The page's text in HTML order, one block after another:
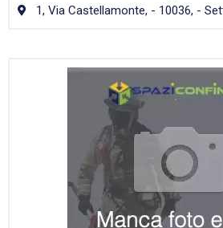
1, Via Castellamonte, - 10036, -